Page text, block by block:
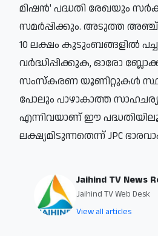
മിഷന്‍' പദ്ധതി രേഖയും
സമര്‍പ്പിക്കും. അടുത്ത
10 ലക്ഷം കുടുംബങ്ങളില്‍
വര്‍ദ്ധിപ്പിക്കുക, ഓരോ
സംസ്‌കരണ യൂണിറ്റുകള്‍
പോലും പാഴാകാത്ത
എന്നിവയാണ് ഈ
ലക്ഷ്യമിടുന്നതെന്ന് JPC
Jaihind TV News
Jaihind TV Web Desk
View all articles